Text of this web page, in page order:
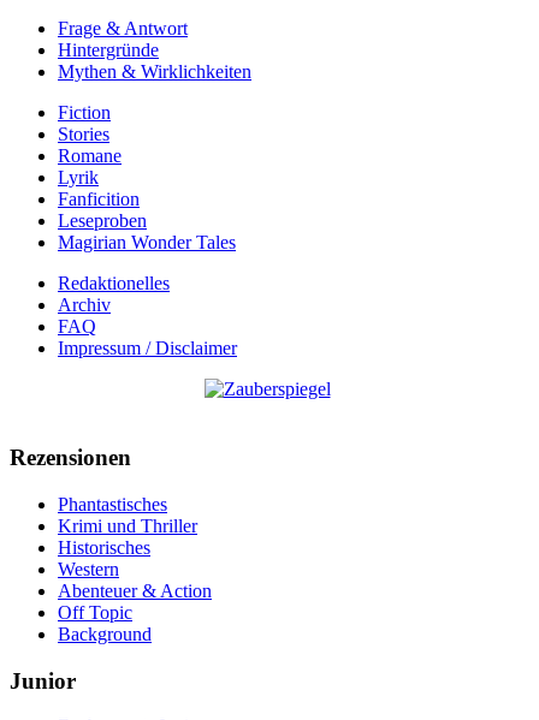
Frage & Antwort
Hintergründe
Mythen & Wirklichkeiten
Fiction
Stories
Romane
Lyrik
Fanficition
Leseproben
Magirian Wonder Tales
Redaktionelles
Archiv
FAQ
Impressum / Disclaimer
Rezensionen
Phantastisches
Krimi und Thriller
Historisches
Western
Abenteuer & Action
Off Topic
Background
Junior